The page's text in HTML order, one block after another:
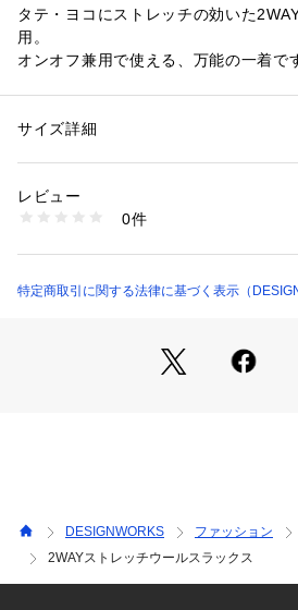
タテ・ヨコにストレッチの効いた
用。
オンオフ兼用で使える、万能の一着で
性別：メンズ
素材：表地 毛43% ポリエステル53% ポリウ
生産国：日本
商品番号：1096900002249 （モール）
サイズ詳細
レビュー
0件
特定商取引に関する法律に基づく表示（
DESIGNWORKS ファッション
2WAYストレッチウールスラックス